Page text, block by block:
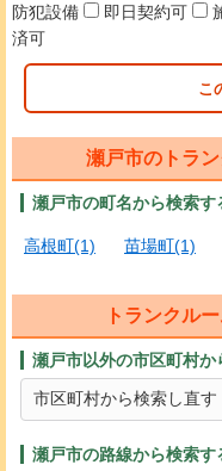
防犯設備
即日契約可
済可
こ
瀬戸市のトラ
瀬戸市の町名から検索す
高根町(1) 苗場町(1)
トランクル
瀬戸市以外の市区町村か
瀬戸市の路線から検索す